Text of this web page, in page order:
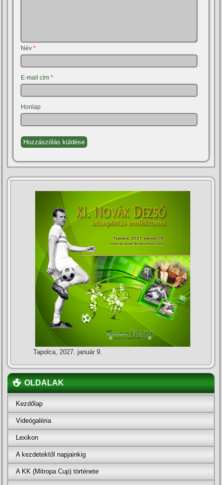
Név*
E-mail cím*
Honlap
Tapolca, 2027. január 9.
OLDALAK
Kezdőlap
Videógaléria
Lexikon
A kezdetektől napjainkig
A KK (Mitropa Cup) története